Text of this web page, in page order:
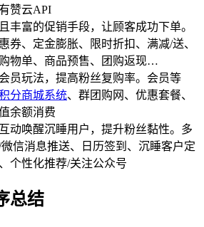
赞云API
丰富的促销手段，让顾客成功下单。
券、定金膨胀、限时折扣、满减/送、
物单、商品预售、团购返现…
员玩法，提高粉丝复购率。会员等
分商城系统、群团购网、优惠套餐、
余额消费
动唤醒沉睡用户，提升粉丝黏性。多
信消息推送、日历签到、沉睡客户定
个性化推荐/关注公众号
总结